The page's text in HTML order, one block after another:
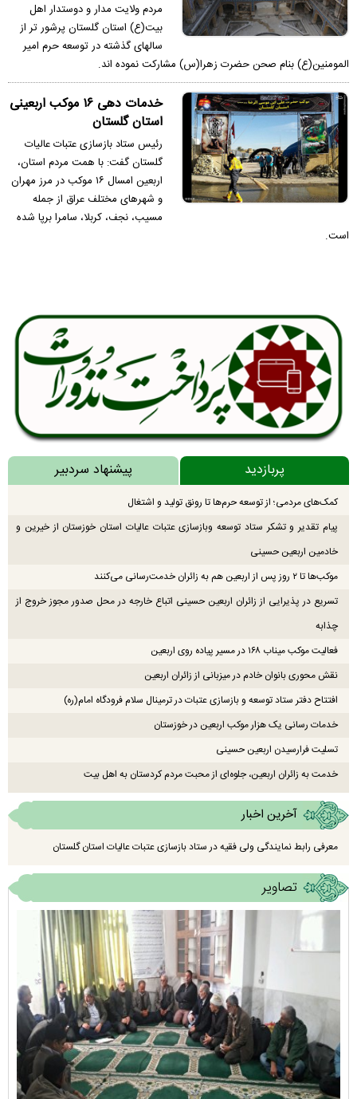
مردم ولایت مدار و دوستدار اهل
بیت(ع) استان گلستان پرشور تر از
سالهای گذشته در توسعه حرم امیر
المومنین(ع) بنام صحن حضرت زهرا(س) مشارکت نموده اند.
خدمات دهی ۱۶ موکب اربعینی
استان گلستان
رئیس ستاد بازسازی عتبات عالیات
گلستان گفت: با همت مردم استان،
اربعین امسال ۱۶ موکب در مرز مهران
و شهر‌های مختلف عراق از جمله
مسیب، نجف، کربلا، سامرا برپا شده
است.
پربازدید پیشنهاد سردبیر
کمک‌های مردمی؛ از توسعه حرم‌ها تا رونق تولید و اشتغال
پیام تقدیر و تشکر ستاد توسعه وبازسازی عتبات عالیات استان خوزستان از خیرین و
خادمین اربعین حسینی
موکب‌ها تا ۲ روز پس از اربعین هم به زائران خدمت‌رسانی می‌کنند
تسریع در پذیرایی از زائران اربعین حسینی اتباع خارجه در محل صدور مجوز خروج از
چذابه
فعالیت موکب میناب ۱۶۸ در مسیر پیاده روی اربعین
نقش محوری بانوان خادم در میزبانی از زائران اربعین
افتتاح دفتر ستاد توسعه و بازسازی عتبات در ترمینال سلام فرودگاه امام(ره)
خدمات رسانی یک هزار موکب اربعین در خوزستان
تسلیت فرارسیدن اربعین حسینی
خدمت به زائران اربعین، جلوه‌ای از محبت مردم کردستان به اهل بیت
آخرین اخبار
معرفی رابط نمایندگی ولی فقیه در ستاد بازسازی عتبات عالیات استان گلستان
تصاویر